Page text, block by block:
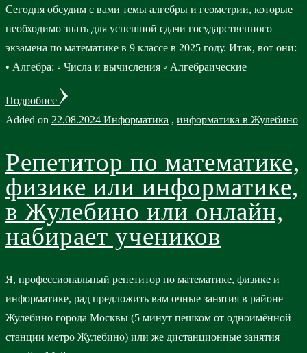
Сегодня обсудим с вами темы алгебры и геометрии, которые
необходимо знать для успешной сдачи государственного
экзамена по математике в 9 классе в 2025 году. Итак, вот они:
• Алгебра: ◦ Числа и вычисления ◦ Алгебраические
Подробнее
Added on 22.08.2024 Информатика , информатика в Жулебино
Репетитор по математике,
физике или информатике,
в Жулебино или онлайн,
набирает учеников
Я, профессиональный репетитор по математике, физике и
информатике, рад предложить вам очные занятия в районе
Жулебино города Москвы (5 минут пешком от одноимённой
станции метро Жулебино) или же дистанционные занятия